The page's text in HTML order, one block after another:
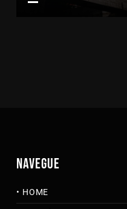
NAVEGUE
HOME